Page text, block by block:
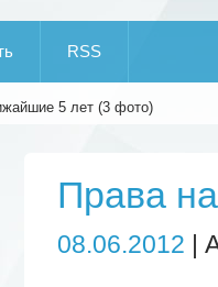
RSS
5 лет (3 фото)
Права
08.06.2012 |